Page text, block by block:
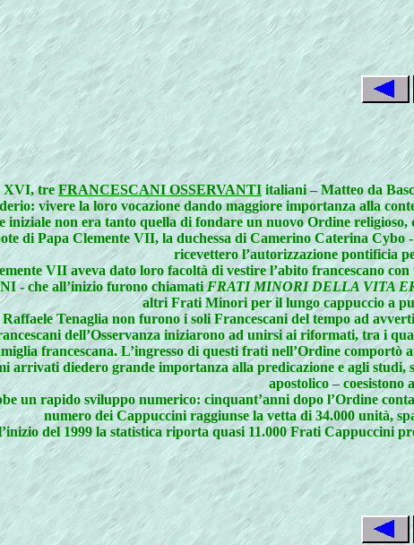
XVI, treFRANCESCANI OSSERVANTI italiani – Matteo da
vivere la loro vocazione dando maggiore importanza alla
iniziale non era tanto quella di fondare un nuovo Ordine
di Papa Clemente VII, la duchessa di Camerino Caterina
ricevettero l’autorizzazione pontificia
VII aveva dato loro facoltà di vestire l’abito francescano
- che all’inizio furono chiamatiFRATI MINORI DELLA VITA
altri Frati Minori per il lungo cappuccio a
Tenaglia non furono i soli Francescani del tempo ad
dell’Osservanza iniziarono ad unirsi ai riformati, tra i
francescana. L’ingresso di questi frati nell’Ordine
arrivati diedero grande importanza alla predicazione e agli
apostolico – coesistono
un rapido sviluppo numerico: cinquant’anni dopo l’Ordine
numero dei Cappuccini raggiunse la vetta di 34.000 unità,
del 1999 la statistica riporta quasi 11.000 Frati Cappuccini